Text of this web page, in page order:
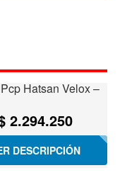
Hatsan Velox –
2.294.250
DESCRIPCIÓN